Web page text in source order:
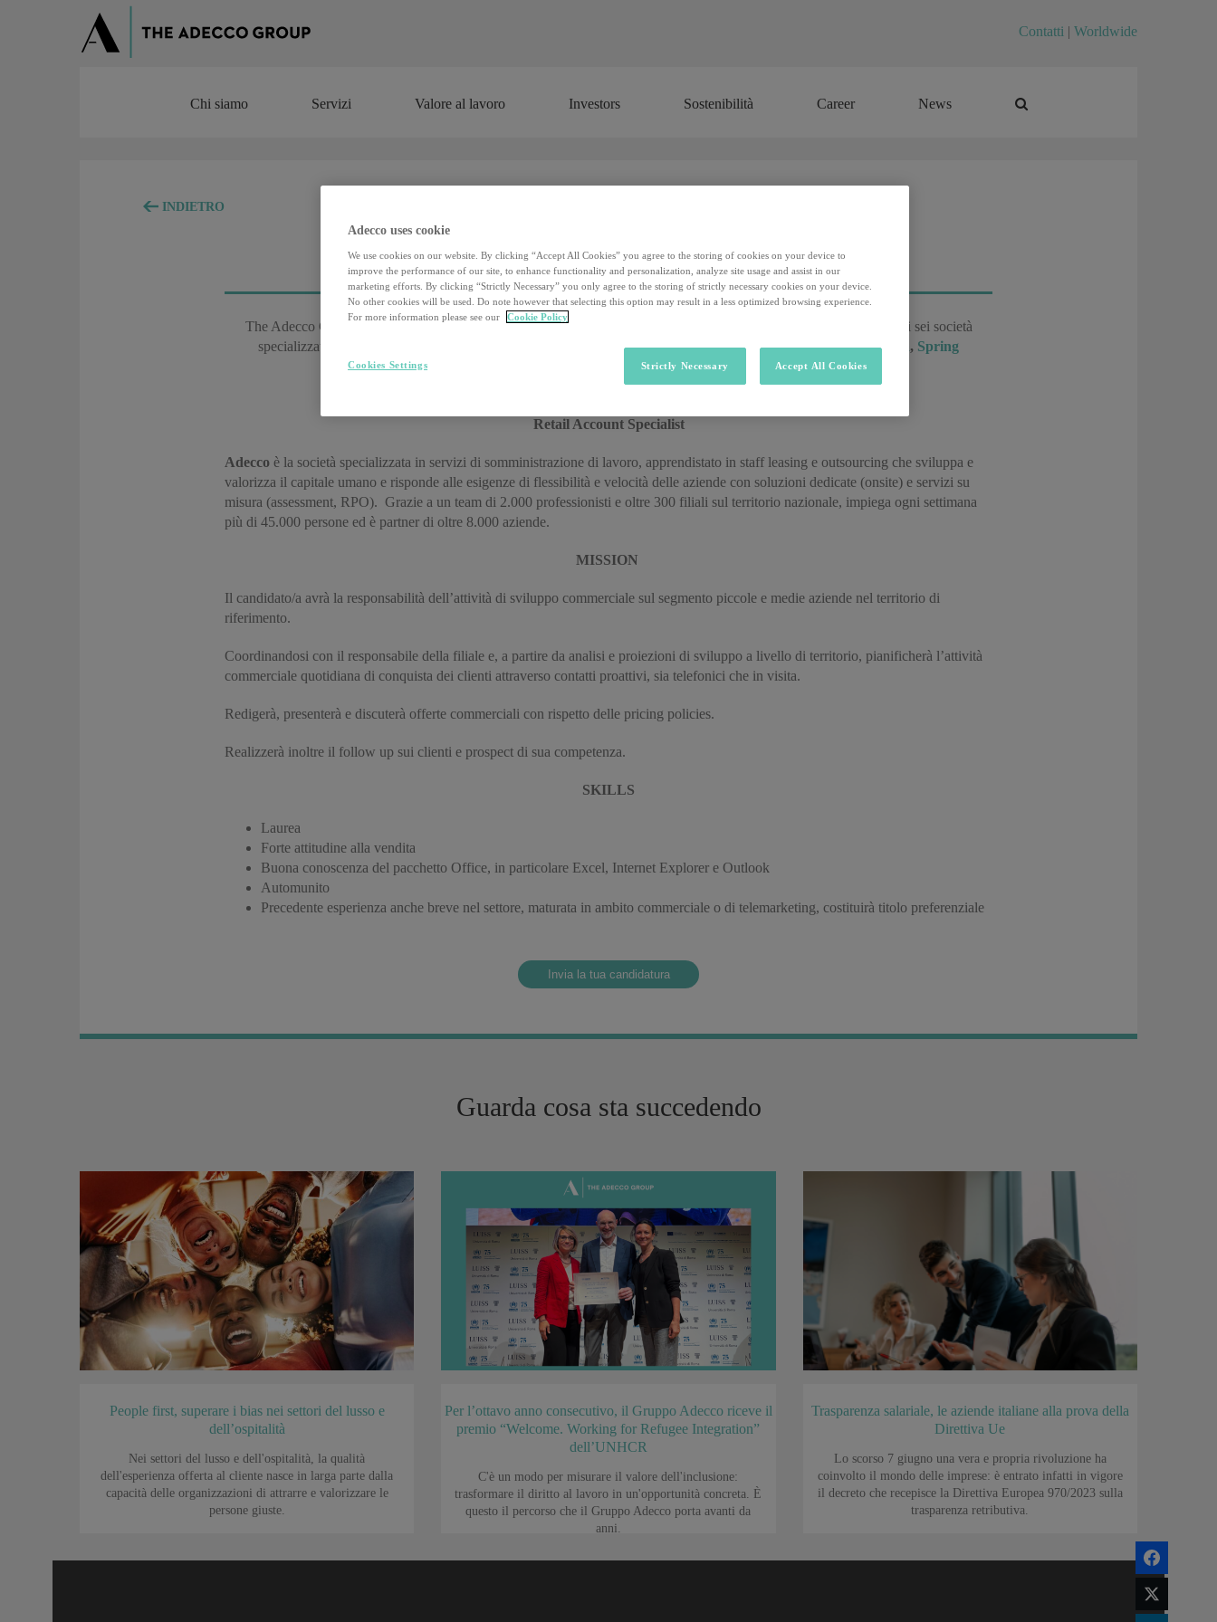
Chi siamo Contatti | Worldwide
Chi siamo Servizi Valore al lavoro Investors Sostenibilità Career News
INDIETRO
Retail Account Specialist
The Adecco Group, azienda leader a livello globale nei servizi dedicati alla gestione delle Risorse Umane, dispone di sei società
specializzate nei propri ambiti di appartenenza
Badenoch & Clark,Lee Hecht Harrison,Modis,Mylia , Spring
Professional.
Retail Account Specialist
Adecco è la società specializzata in servizi di somministrazione di lavoro, apprendistato in staff leasing e outsourcing che sviluppa e
valorizza il capitale umano e risponde alle esigenze di flessibilità e velocità delle aziende con soluzioni dedicate (onsite) e servizi su
misura (assessment, RPO). Grazie a un team di 2.000 professionisti e oltre 300 filiali sul territorio nazionale, impiega ogni settimana
più di 45.000 persone ed è partner di oltre 8.000 aziende.
MISSION
Il candidato/a avrà la responsabilità dell’attività di sviluppo commerciale sul segmento piccole e medie aziende nel territorio di
riferimento.
Coordinandosi con il responsabile della filiale e, a partire da analisi e proiezioni di sviluppo a livello di territorio, pianificherà l’attività
commerciale quotidiana di conquista dei clienti attraverso contatti proattivi, sia telefonici che in visita.
Redigerà, presenterà e discuterà offerte commerciali con rispetto delle pricing policies.
Realizzerà inoltre il follow up sui clienti e prospect di sua competenza.
SKILLS
Laurea
Forte attitudine alla vendita
Buona conoscenza del pacchetto Office, in particolare Excel, Internet Explorer e Outlook
Automunito
Precedente esperienza anche breve nel settore, maturata in ambito commerciale o di telemarketing, costituirà titolo preferenziale
Invia la tua candidatura
Guarda cosa sta succedendo
People first, superare i bias nei settori del lusso e
dell’ospitalità
Nei settori del lusso e dell'ospitalità, la qualità
dell'esperienza offerta al cliente nasce in larga parte dalla
capacità delle organizzazioni di attrarre e valorizzare le
persone giuste.
Per l’ottavo anno consecutivo, il Gruppo Adecco riceve il
premio “Welcome. Working for Refugee Integration”
dell’UNHCR
C'è un modo per misurare il valore dell'inclusione:
trasformare il diritto al lavoro in un'opportunità concreta. È
questo il percorso che il Gruppo Adecco porta avanti da
anni.
Trasparenza salariale, le aziende italiane alla prova della
Direttiva Ue
Lo scorso 7 giugno una vera e propria rivoluzione ha
coinvolto il mondo delle imprese: è entrato infatti in vigore
il decreto che recepisce la Direttiva Europea 970/2023 sulla
trasparenza retributiva.
Adecco uses cookie
We use cookies on our website. By clicking “Accept All Cookies” you agree to the storing of cookies on your device to
improve the performance of our site, to enhance functionality and personalization, analyze site usage and assist in our
marketing efforts. By clicking “Strictly Necessary” you only agree to the storing of strictly necessary cookies on your device.
No other cookies will be used. Do note however that selecting this option may result in a less optimized browsing experience.
For more information please see our
Cookie Policy
Strictly Necessary Accept All Cookies
Cookies Settings